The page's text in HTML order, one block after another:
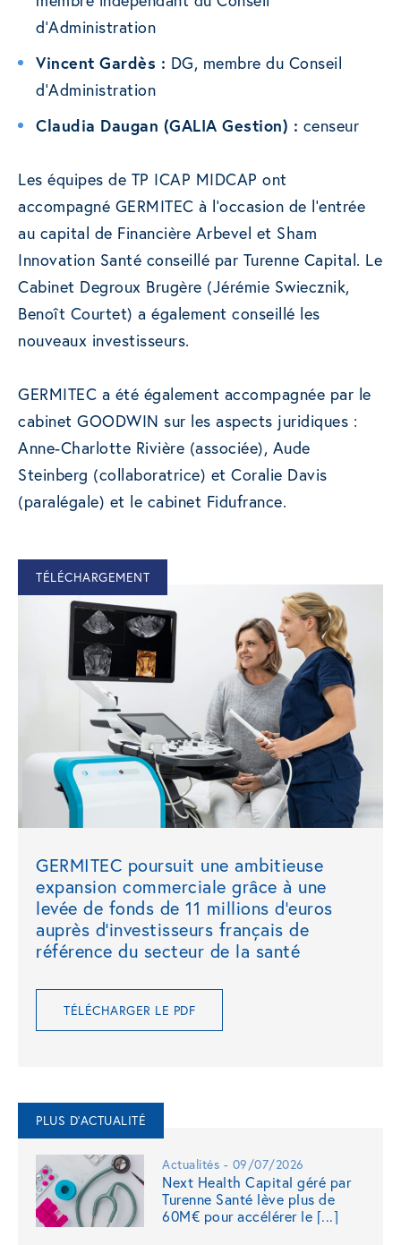
d’Administration
Vincent Gardès : DG, membre du Conseil
d’Administration
Claudia Daugan (GALIA Gestion) : censeur
Les équipes de TP ICAP MIDCAP ont
accompagné GERMITEC à l’occasion de l’entrée
au capital de Financière Arbevel et Sham
Innovation Santé conseillé par Turenne Capital. Le
Cabinet Degroux Brugère (Jérémie Swiecznik,
Benoît Courtet) a également conseillé les
nouveaux investisseurs.
GERMITEC a été également accompagnée par le
cabinet GOODWIN sur les aspects juridiques :
Anne-Charlotte Rivière (associée), Aude
Steinberg (collaboratrice) et Coralie Davis
(paralégale) et le cabinet Fidufrance.
TÉLÉCHARGEMENT
GERMITEC poursuit une ambitieuse
expansion commerciale grâce à une
levée de fonds de 11 millions d’euros
auprès d’investisseurs français de
référence du secteur de la santé
TÉLÉCHARGER LE PDF
PLUS D'ACTUALITÉ
Actualités - 09/07/2026
Next Health Capital géré par
Turenne Santé lève plus de
60M€ pour accélérer le [...]